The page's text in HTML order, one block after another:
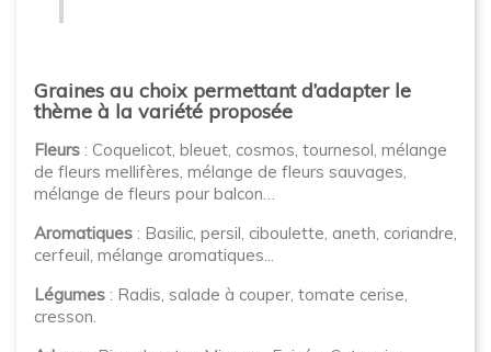
Graines au choix permettant d’adapter le
thème à la variété proposée
Fleurs : Coquelicot, bleuet, cosmos, tournesol, mélange
de fleurs mellifères, mélange de fleurs sauvages,
mélange de fleurs pour balcon…
Aromatiques : Basilic, persil, ciboulette, aneth, coriandre,
cerfeuil, mélange aromatiques...
Légumes : Radis, salade à couper, tomate cerise,
cresson.